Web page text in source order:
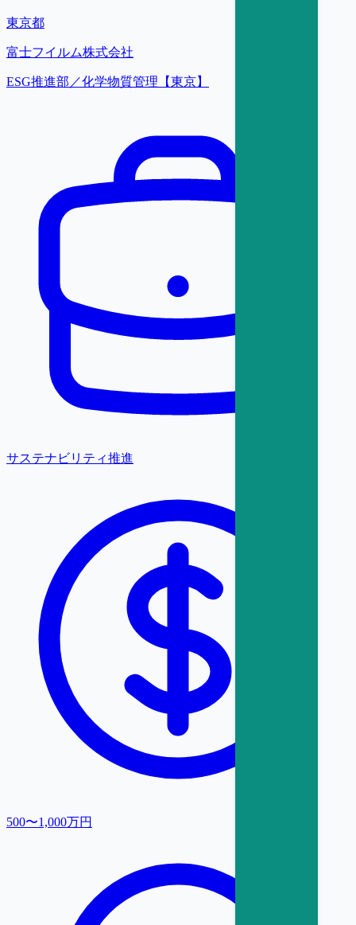
東京都
富士フイルム株式会社
ESG推進部／化学物質管理【東京】
サステナビリティ推進
500〜1,000万円